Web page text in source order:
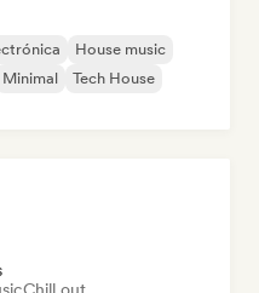
House music
Minimal
Tech House